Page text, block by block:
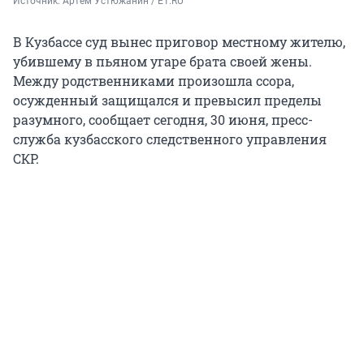
В Кузбассе суд вынес приговор местному жителю,
убившему в пьяном угаре брата своей жены.
Между родственниками произошла ссора,
осужденный защищался и превысил пределы
разумного, сообщает сегодня, 30 июня, пресс-
служба кузбасского следственного управления
СКР.